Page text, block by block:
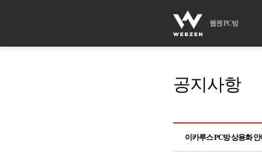
웹젠 PC방
공지사항
이카루스 PC방 상용화 안